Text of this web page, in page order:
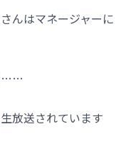
んはマネージャーに
……
放送されています